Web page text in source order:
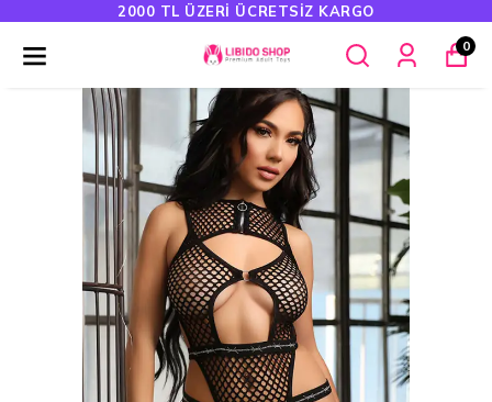
2000 TL ÜZERI ÜCRETSIZ KARGO
0